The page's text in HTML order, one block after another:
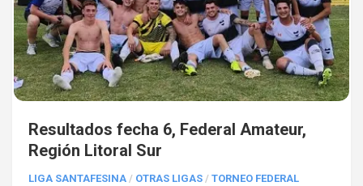
Resultados fecha 6, Federal Amateur,
Región Litoral Sur
LIGA SANTAFESINA / OTRAS LIGAS / TORNEO FEDERAL